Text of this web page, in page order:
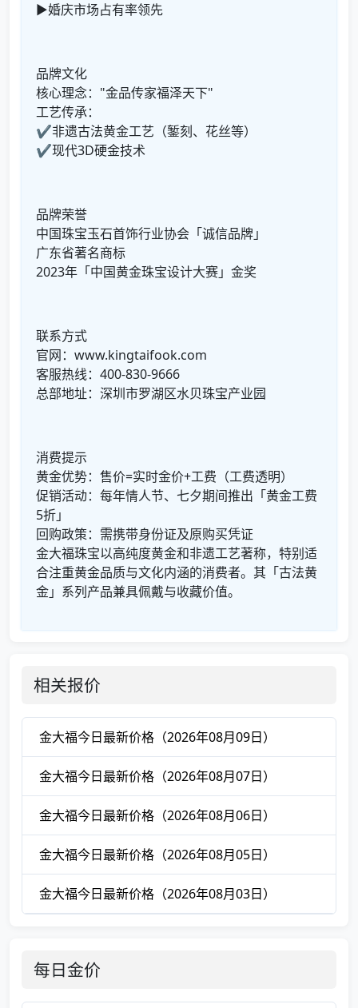
▶婚庆市场占有率领先
品牌文化
核心理念："金品传家福泽天下"
工艺传承：
✔非遗古法黄金工艺（錾刻、花丝等）
✔现代3D硬金技术
品牌荣誉
中国珠宝玉石首饰行业协会「诚信品牌」
广东省著名商标
2023年「中国黄金珠宝设计大赛」金奖
联系方式
官网：www.kingtaifook.com
客服热线：400-830-9666
总部地址：深圳市罗湖区水贝珠宝产业园
消费提示
黄金优势：售价=实时金价+工费（工费透明）
促销活动：每年情人节、七夕期间推出「黄金工费
5折」
回购政策：需携带身份证及原购买凭证
金大福珠宝以高纯度黄金和非遗工艺著称，特别适
合注重黄金品质与文化内涵的消费者。其「古法黄
金」系列产品兼具佩戴与收藏价值。
相关报价
金大福今日最新价格（2026年08月09日）
金大福今日最新价格（2026年08月07日）
金大福今日最新价格（2026年08月06日）
金大福今日最新价格（2026年08月05日）
金大福今日最新价格（2026年08月03日）
每日金价